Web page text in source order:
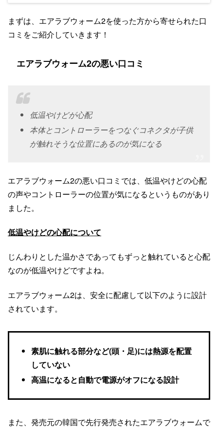
まずは、エアラブウォーム2を使った方から寄せられた口
コミをご紹介していきます！
エアラブウォーム2の悪い口コミ
低温やけどが心配
本体とコントローラーをつなぐコネクタが子供
が触れそうな位置にあるのが気になる
エアラブウォーム2の悪い口コミでは、低温やけどの心配
の声やコントローラーの位置が気になるというものがあり
ました。
低温やけどの心配について
じんわりとした温かさであってもずっと触れていると心配
なのが低温やけどですよね。
エアラブウォーム2は、安全に配慮して以下のように設計
されています。
素肌に触れる部分など(頭・足)には熱源を配置
していない
高温になると自動で電源がオフになる設計
また、発売元の韓国で先行発売されたエアラブウォームで